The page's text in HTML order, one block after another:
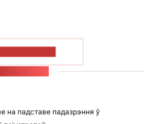
на падставе падазрэння ў